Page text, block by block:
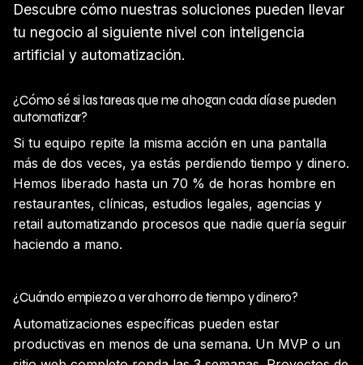
Descubre cómo nuestras soluciones pueden llevar
tu negocio al siguiente nivel con inteligencia
artificial y automatización.
¿Cómo sé si las tareas que me ahogan cada día se pueden
automatizar?
Si tu equipo repite la misma acción en una pantalla
más de dos veces, ya estás perdiendo tiempo y dinero.
Hemos liberado hasta un 70 % de horas hombre en
restaurantes, clínicas, estudios legales, agencias y
retail automatizando procesos que nadie quería seguir
haciendo a mano.
¿Cuándo empiezo a ver ahorro de tiempo y dinero?
Automatizaciones específicas pueden estar
productivas en menos de una semana. Un MVP o un